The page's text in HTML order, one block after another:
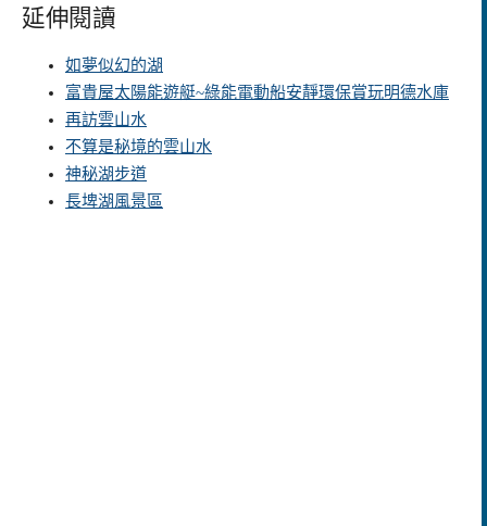
延伸閱讀
如夢似幻的湖
富貴屋太陽能遊艇~綠能電動船安靜環保賞玩明德水庫
再訪雲山水
不算是秘境的雲山水
神秘湖步道
長埤湖風景區